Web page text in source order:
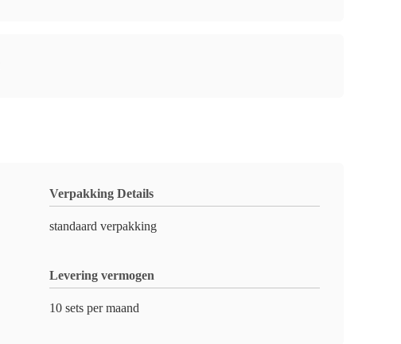
Verpakking Details
standaard verpakking
Levering vermogen
10 sets per maand